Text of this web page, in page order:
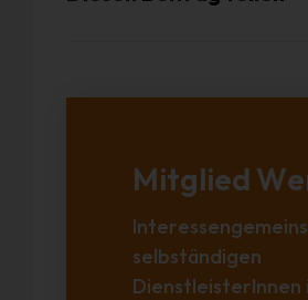
Mitglied
selbständigen
DienstleisterInnen